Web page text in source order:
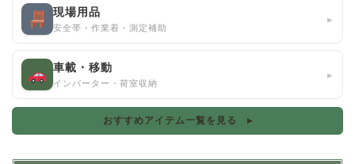
現場用品
安全帯・作業着・測定補助
▸
車載・移動
インバーター・荷室収納
▸
おすすめアイテム一覧を見る ▸